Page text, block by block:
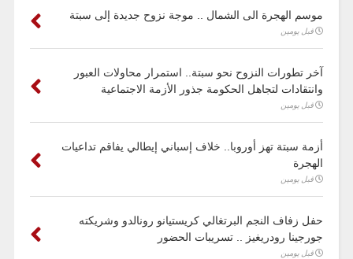
موسم الهجرة الى الشمال .. موجة نزوح جديدة إلى سبتة
قبل يومين
آخر تطورات النزوح نحو سبتة.. استمرار محاولات العبور
وانتقادات لتجاهل الحكومة جذور الأزمة الاجتماعية
قبل يومين
أزمة سبتة تهز أوروبا.. خلاف إسباني إيطالي يفاقم تداعيات
الهجرة
قبل يومين
حفل زفاف النجم البرتغالي كريستيانو رونالدو وشريكته
جورجينا رودريغيز .. تسريبات الحضور
قبل يومين